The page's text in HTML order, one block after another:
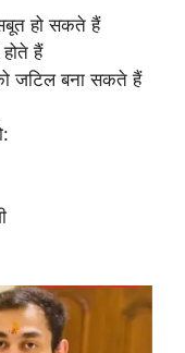
हो सकते हैं
हैं
जटिल बना सकते हैं